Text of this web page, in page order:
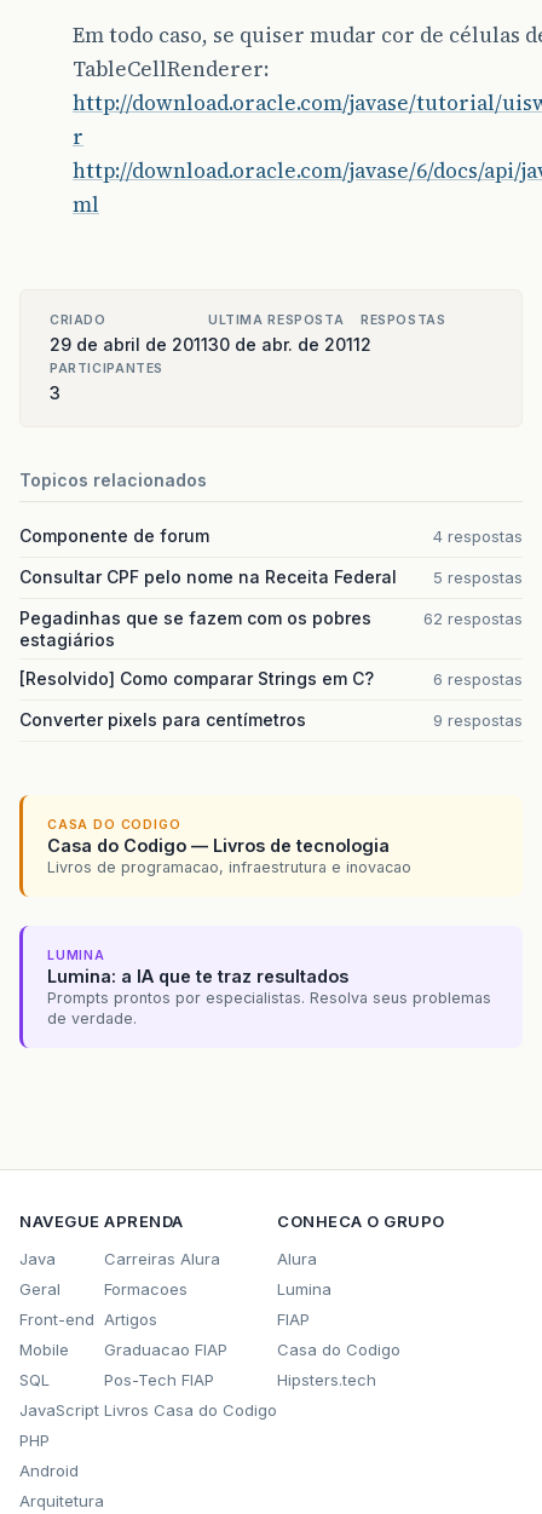
Em todo caso, se quiser mudar cor de células
TableCellRenderer:
http://download.oracle.com/javase/tutorial/
r
http://download.oracle.com/javase/6/docs/api/
ml
CRIADO
29 de abril de 2011
ULTIMA RESPOSTA
30 de abr. de 2011
RESPOSTAS
2
PARTICIPANTES
3
Topicos relacionados
Componente de forum 4 respostas
Consultar CPF pelo nome na Receita Federal 5 respostas
Pegadinhas que se fazem com os pobres
estagiários
62 respostas
[Resolvido] Como comparar Strings em C? 6 respostas
Converter pixels para centímetros 9 respostas
CASA DO CODIGO
Casa do Codigo — Livros de tecnologia
Livros de programacao, infraestrutura e inovacao
LUMINA
Lumina: a IA que te traz resultados
Prompts prontos por especialistas. Resolva seus problemas
de verdade.
NAVEGUE
Java
Geral
Front-end
Mobile
SQL
JavaScript
PHP
Android
Arquitetura
APRENDA
Carreiras Alura
Formacoes
Artigos
Graduacao FIAP
Pos-Tech FIAP
Livros Casa do Codigo
CONHECA O GRUPO
Alura
Lumina
FIAP
Casa do Codigo
Hipsters.tech